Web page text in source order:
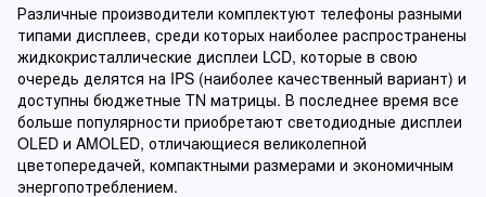
Различные производители комплектуют телефоны разными
типами дисплеев, среди которых наиболее распространены
жидкокристаллические дисплеи LCD, которые в свою
очередь делятся на IPS (наиболее качественный вариант) и
доступны бюджетные TN матрицы. В последнее время все
больше популярности приобретают светодиодные дисплеи
OLED и AMOLED, отличающиеся великолепной
цветопередачей, компактными размерами и экономичным
энергопотреблением.